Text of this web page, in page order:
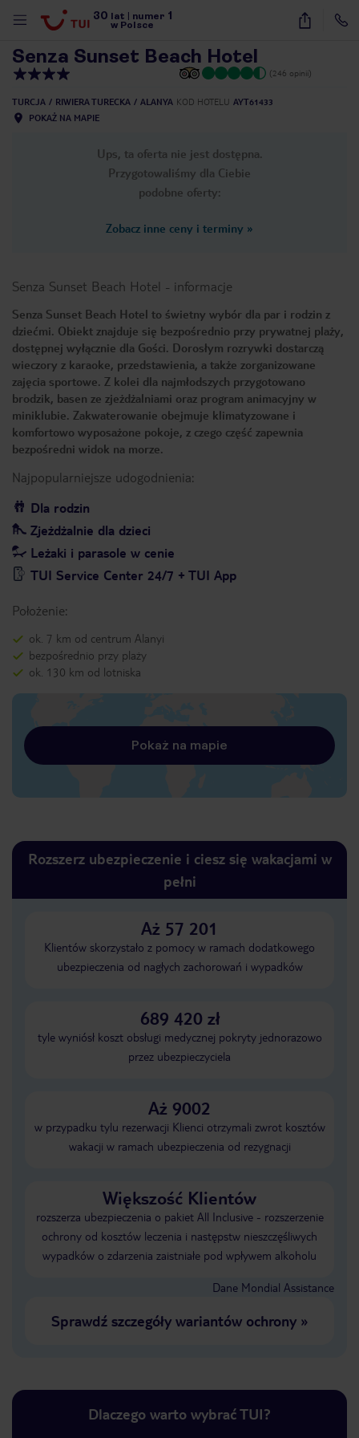
30 lat numer 1
w Polsce
37
Senza Sunset Beach Hotel
(246 opinii)
TURCJA RIWIERA TURECKA ALANYA KOD HOTELU AYT61433
POKAŻ NA MAPIE
Ups, ta oferta nie jest dostępna.
Przygotowaliśmy dla Ciebie
podobne oferty:
Zobacz inne ceny i terminy »
Senza Sunset Beach Hotel - informacje
Senza Sunset Beach Hotel to świetny wybór dla par i rodzin z
dziećmi. Obiekt znajduje się bezpośrednio przy prywatnej plaży,
dostępnej wyłącznie dla Gości. Dorosłym rozrywki dostarczą
wieczory z karaoke, przedstawienia, a także zorganizowane
zajęcia sportowe. Z kolei dla najmłodszych przygotowano
brodzik, basen ze zjeżdżalniami oraz program animacyjny w
miniklubie. Zakwaterowanie obejmuje klimatyzowane i
komfortowo wyposażone pokoje, z czego część zapewnia
bezpośredni widok na morze.
Najpopularniejsze udogodnienia:
Dla rodzin
Zjeżdżalnie dla dzieci
Leżaki i parasole w cenie
TUI Service Center 24/7 + TUI App
Położenie:
ok. 7 km od centrum Alanyi
bezpośrednio przy plaży
ok. 130 km od lotniska
Pokaż na mapie
Rozszerz ubezpieczenie i ciesz się wakacjami w
pełni
Aż 57 201
Klientów skorzystało z pomocy w ramach dodatkowego
ubezpieczenia od nagłych zachorowań i wypadków
689 420 zł
tyle wyniósł koszt obsługi medycznej pokryty jednorazowo
przez ubezpieczyciela
Aż 9002
w przypadku tylu rezerwacji Klienci otrzymali zwrot kosztów
wakacji w ramach ubezpieczenia od rezygnacji
Większość Klientów
rozszerza ubezpieczenia o pakiet All Inclusive - rozszerzenie
ochrony od kosztów leczenia i następstw nieszczęśliwych
wypadków o zdarzenia zaistniałe pod wpływem alkoholu
Dane Mondial Assistance
Sprawdź szczegóły wariantów ochrony»
Dlaczego warto wybrać TUI?